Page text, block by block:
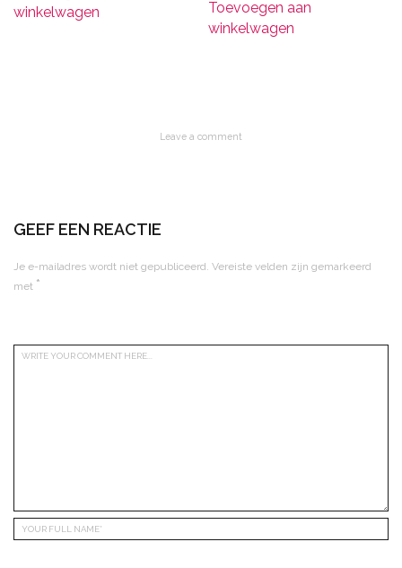
winkelwagen
Toevoegen aan
winkelwagen
Leave a comment
GEEF EEN REACTIE
Je e-mailadres wordt niet gepubliceerd. Vereiste velden zijn gemarkeerd
met *